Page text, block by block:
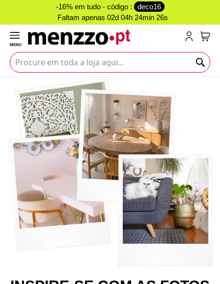
-16% em tudo - código :
deco16
Faltam apenas 02d 04h 24min 25s
MENU